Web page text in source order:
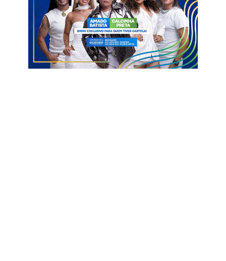
trezeano.
No segundo tempo, o Decisão voltou disposto a balançar as
redes do Alvinegro. E conseguiu aos 5 minutos, com Rodrigo
Leal, após vacilo da zaga.